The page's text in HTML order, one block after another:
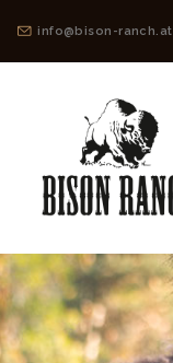
info@bison-ranch.at